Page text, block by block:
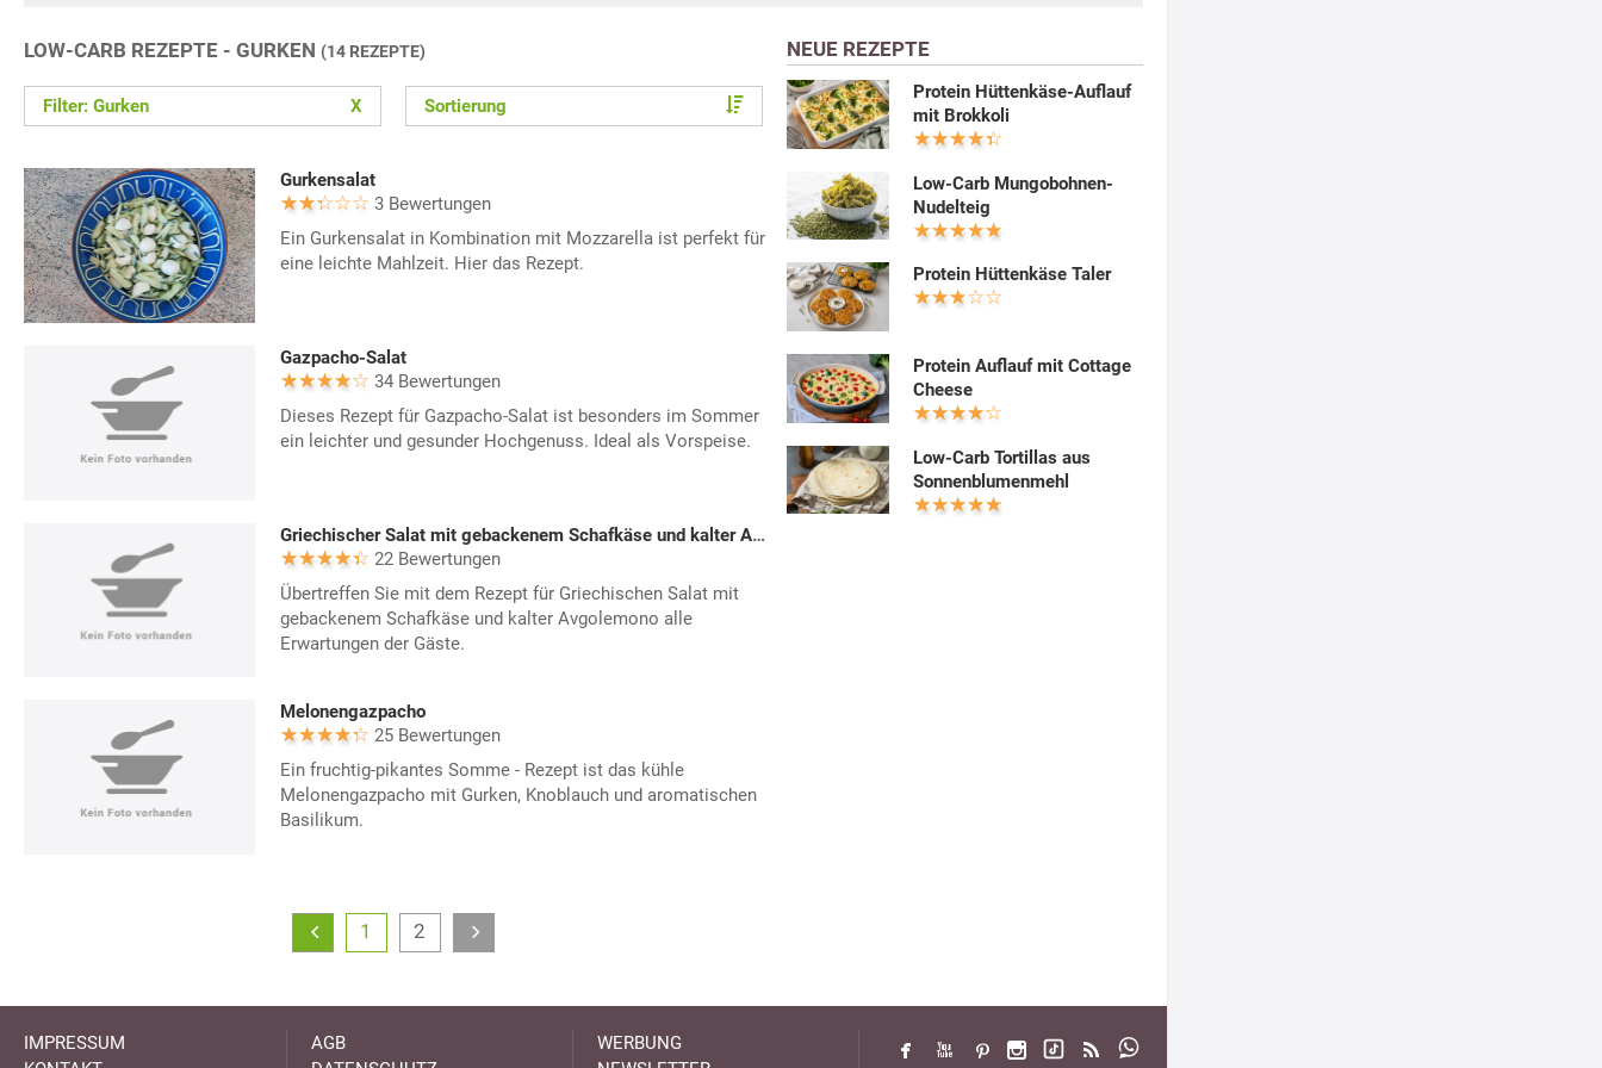
LOW-CARB REZEPTE - GURKEN (14 REZEPTE)
Filter: Gurken X Sortierung
Gurkensalat
3 Bewertungen
Ein Gurkensalat in Kombination mit Mozzarella ist perfekt für
eine leichte Mahlzeit. Hier das Rezept.
Gazpacho-Salat
34 Bewertungen
Dieses Rezept für Gazpacho-Salat ist besonders im Sommer
ein leichter und gesunder Hochgenuss. Ideal als Vorspeise.
Griechischer Salat mit gebackenem Schafkäse und kalter Avgolemono
22 Bewertungen
Übertreffen Sie mit dem Rezept für Griechischen Salat mit
gebackenem Schafkäse und kalter Avgolemono alle
Erwartungen der Gäste.
Melonengazpacho
25 Bewertungen
Ein fruchtig-pikantes Somme - Rezept ist das kühle
Melonengazpacho mit Gurken, Knoblauch und aromatischen
Basilikum.
1 2
NEUE REZEPTE
Protein Hüttenkäse-Auflauf
mit Brokkoli
Low-Carb Mungobohnen-
Nudelteig
Protein Hüttenkäse Taler
Protein Auflauf mit Cottage
Cheese
Low-Carb Tortillas aus
Sonnenblumenmehl
IMPRESSUM
AGB
WERBUNG